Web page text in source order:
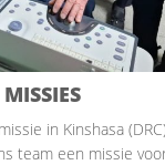
in Kinshasa
team een missie